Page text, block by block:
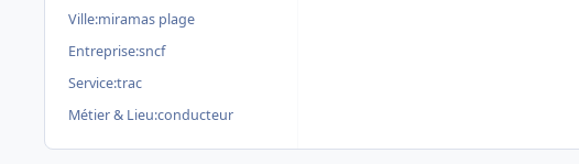
Ville:miramas plage
Entreprise:sncf
Service:trac
Métier & Lieu:conducteur